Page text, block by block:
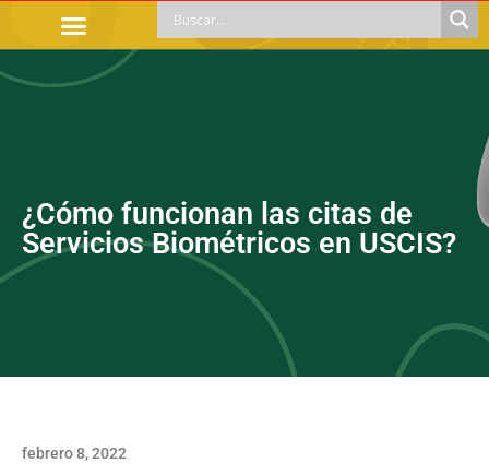
¿Cómo funcionan las citas de
Servicios Biométricos en USCIS?
febrero 8, 2022